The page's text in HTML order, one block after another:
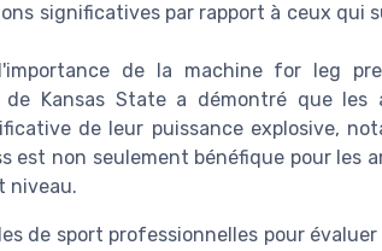
significatives par rapport à ceux qui
de la machine for leg
Kansas State a démontré que les
de leur puissance explosive,
est non seulement bénéfique pour les
niveau.
de sport professionnelles pour